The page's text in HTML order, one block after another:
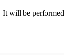
It will be performed